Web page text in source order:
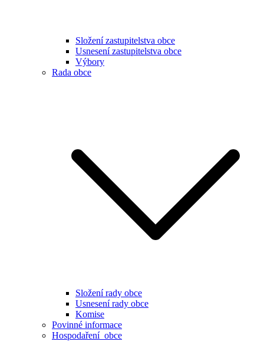
Složení zastupitelstva obce
Usnesení zastupitelstva obce
Výbory
Rada obce
Složení rady obce
Usnesení rady obce
Komise
Povinné informace
Hospodaření obce